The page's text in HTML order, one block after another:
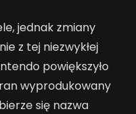
jednak zmiany
z tej niezwykłej
powiększyło
wyprodukowany
się nazwa